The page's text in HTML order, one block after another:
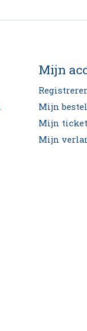
Mijn
Mijn
Mijn
Mijn